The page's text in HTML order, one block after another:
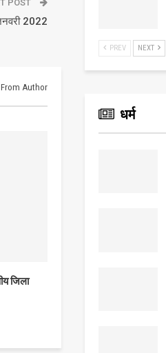
POST
2022
Author
जिला
PREV NEXT
धर्म